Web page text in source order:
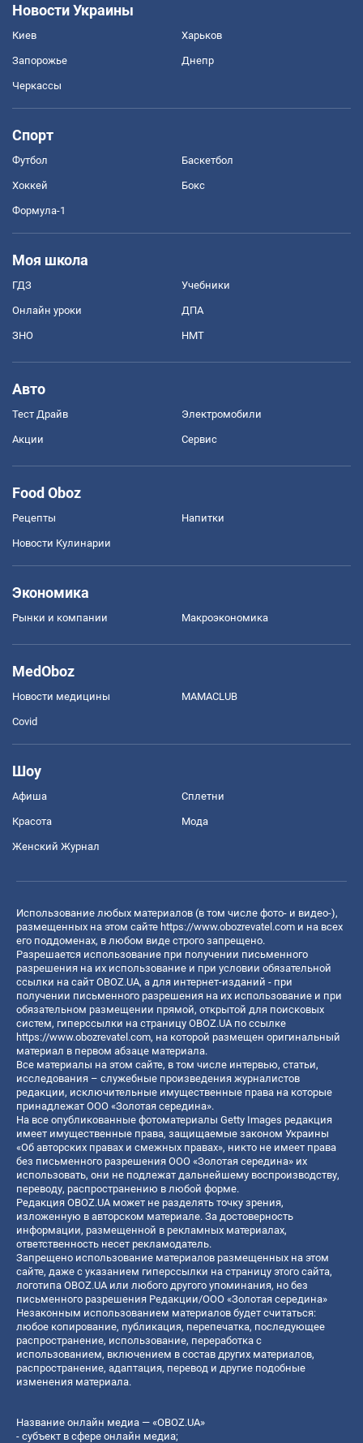
Новости Украины
Киев Харьков
Запорожье Днепр
Черкассы
Спорт
Футбол Баскетбол
Хоккей Бокс
Формула-1
Моя школа
ГДЗ Учебники
Онлайн уроки ДПА
ЗНО НМТ
Авто
Тест Драйв Электромобили
Акции Сервис
Food Oboz
Рецепты Напитки
Новости Кулинарии
Экономика
Рынки и компании Mакроэкономика
MedOboz
Новости медицины MAMACLUB
Covid
Шоу
Афиша Сплетни
Красота Мода
Женский Журнал
Использование любых материалов (в том числе фото- и видео-),
размещенных на этом сайте https://www.obozrevatel.com и на всех
его поддоменах, в любом виде строго запрещено.
Разрешается использование при получении письменного
разрешения на их использование и при условии обязательной
ссылки на сайт OBOZ.UA, а для интернет-изданий - при
получении письменного разрешения на их использование и при
обязательном размещении прямой, открытой для поисковых
систем, гиперссылки на страницу OBOZ.UA по ссылке
https://www.obozrevatel.com, на которой размещен оригинальный
материал в первом абзаце материала.
Все материалы на этом сайте, в том числе интервью, статьи,
исследования – служебные произведения журналистов
редакции, исключительные имущественные права на которые
принадлежат ООО «Золотая середина».
На все опубликованные фотоматериалы Getty Images редакция
имеет имущественные права, защищаемые законом Украины
«Об авторских правах и смежных правах», никто не имеет права
без письменного разрешения ООО «Золотая середина» их
использовать, они не подлежат дальнейшему воспроизводству,
переводу, распространению в любой форме.
Редакция OBOZ.UA может не разделять точку зрения,
изложенную в авторском материале. За достоверность
информации, размещенной в рекламных материалах,
ответственность несет рекламодатель.
Запрещено использование материалов размещенных на этом
сайте, даже с указанием гиперссылки на страницу этого сайта,
логотипа OBOZ.UA или любого другого упоминания, но без
письменного разрешения Редакции/ООО «Золотая середина»
Незаконным использованием материалов будет считаться:
любое копирование, публикация, перепечатка, последующее
распространение, использование, переработка с
использованием, включением в состав других материалов,
распространение, адаптация, перевод и другие подобные
изменения материала.
Название онлайн медиа — «OBOZ.UA»
- субъект в сфере онлайн медиа;